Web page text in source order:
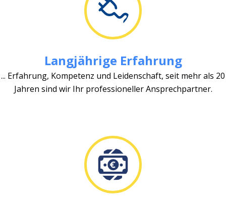
Langjährige Erfahrung
... Erfahrung, Kompetenz und Leidenschaft, seit mehr als 20
Jahren sind wir Ihr professioneller Ansprechpartner.